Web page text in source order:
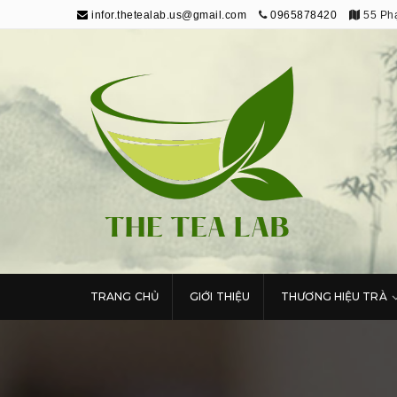
infor.thetealab.us@gmail.com 0965878420 55
The Tea Lab
Trang Thông Tin Về Trà
TRANG CHỦ GIỚI THIỆU THƯƠNG HIỆU TRÀ